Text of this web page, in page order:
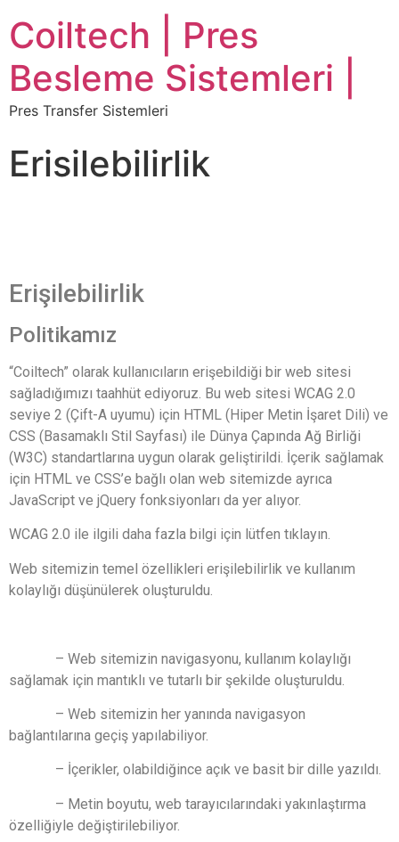
Coiltech | Pres
Besleme Sistemleri |
Pres Transfer Sistemleri
Erisilebilirlik
Erişilebilirlik
Politikamız
“Coiltech” olarak kullanıcıların erişebildiği bir web sitesi
sağladığımızı taahhüt ediyoruz. Bu web sitesi WCAG 2.0
seviye 2 (Çift-A uyumu) için HTML (Hiper Metin İşaret Dili) ve
CSS (Basamaklı Stil Sayfası) ile Dünya Çapında Ağ Birliği
(W3C) standartlarına uygun olarak geliştirildi. İçerik sağlamak
için HTML ve CSS’e bağlı olan web sitemizde ayrıca
JavaScript ve jQuery fonksiyonları da yer alıyor.
WCAG 2.0 ile ilgili daha fazla bilgi için lütfen tıklayın.
Web sitemizin temel özellikleri erişilebilirlik ve kullanım
kolaylığı düşünülerek oluşturuldu.
– Web sitemizin navigasyonu, kullanım kolaylığı
sağlamak için mantıklı ve tutarlı bir şekilde oluşturuldu.
– Web sitemizin her yanında navigasyon
bağlantılarına geçiş yapılabiliyor.
– İçerikler, olabildiğince açık ve basit bir dille yazıldı.
– Metin boyutu, web tarayıcılarındaki yakınlaştırma
özelliğiyle değiştirilebiliyor.